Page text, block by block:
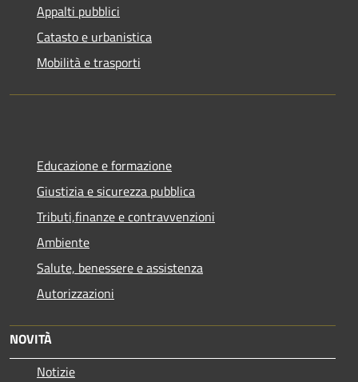
Appalti pubblici
Catasto e urbanistica
Mobilità e trasporti
Educazione e formazione
Giustizia e sicurezza pubblica
Tributi,finanze e contravvenzioni
Ambiente
Salute, benessere e assistenza
Autorizzazioni
NOVITÀ
Notizie